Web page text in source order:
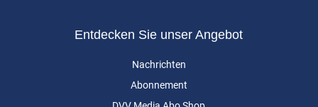
Entdecken Sie unser Angebot
Nachrichten
Abonnement